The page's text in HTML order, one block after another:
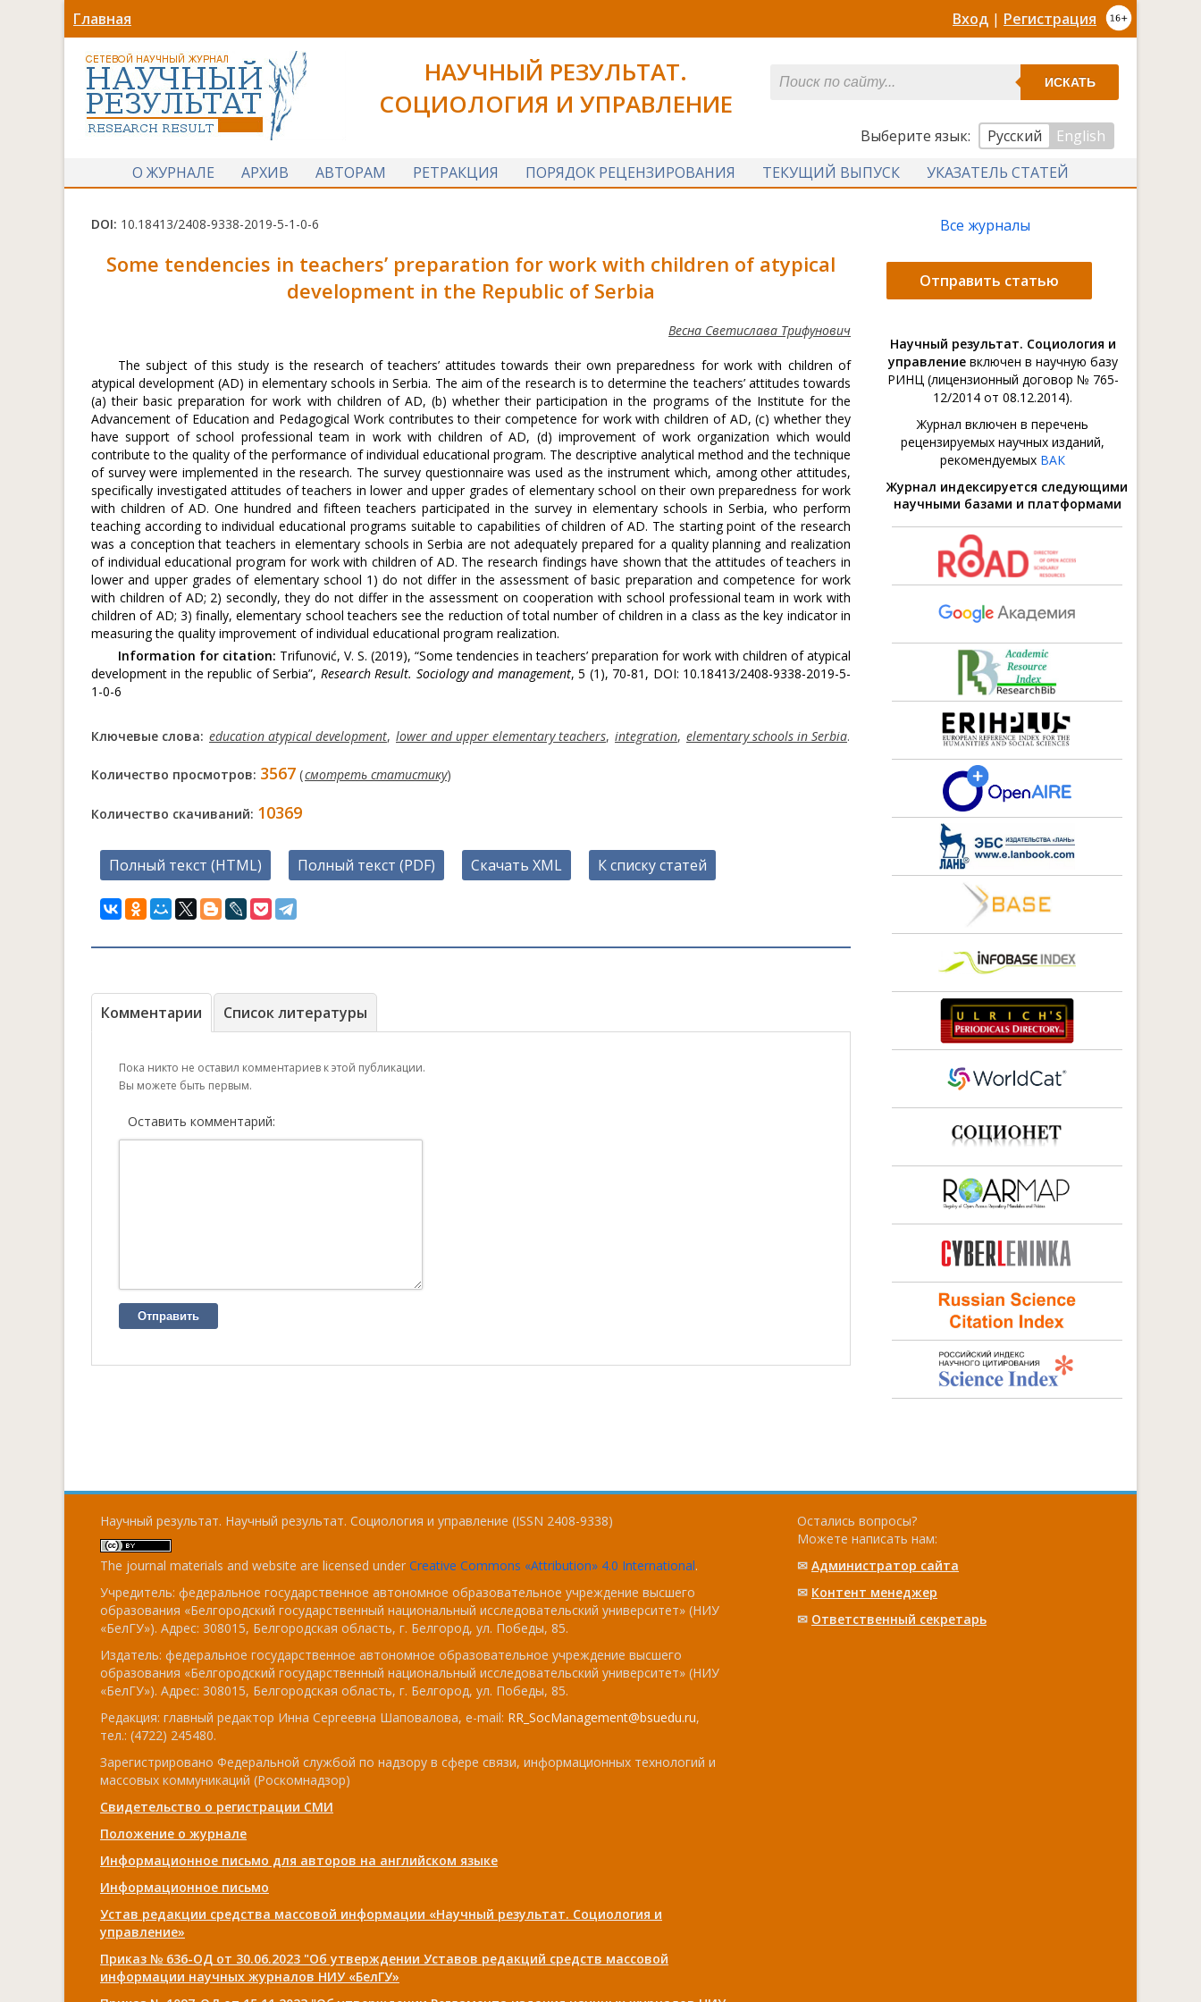
Главная Вход | Регистрация
НАУЧНЫЙ РЕЗУЛЬТАТ.
СОЦИОЛОГИЯ И УПРАВЛЕНИЕ
ИСКАТЬ
Выберите язык: Русский
English
О ЖУРНАЛЕ
АРХИВ АВТОРАМ РЕТРАКЦИЯ ПОРЯДОК РЕЦЕНЗИРОВАНИЯ ТЕКУЩИЙ ВЫПУСК УКАЗАТЕЛЬ СТАТЕЙ
DOI: 10.18413/2408-9338-2019-5-1-0-6
Some tendencies in teachers’ preparation for work with children of atypical
development in the Republic of Serbia
Весна Светислава Трифунович
The subject of this study is the research of teachers’ attitudes towards their own preparedness for work with children of
atypical development (AD) in elementary schools in Serbia. The aim of the research is to determine the teachers’ attitudes towards
(a) their basic preparation for work with children of AD, (b) whether their participation in the programs of the Institute for the
Advancement of Education and Pedagogical Work contributes to their competence for work with children of AD, (c) whether they
have support of school professional team in work with children of AD, (d) improvement of work organization which would
contribute to the quality of the performance of individual educational program. The descriptive analytical method and the technique
of survey were implemented in the research. The survey questionnaire was used as the instrument which, among other attitudes,
specifically investigated attitudes of teachers in lower and upper grades of elementary school on their own preparedness for work
with children of AD. One hundred and fifteen teachers participated in the survey in elementary schools in Serbia, who perform
teaching according to individual educational programs suitable to capabilities of children of AD. The starting point of the research
was a conception that teachers in elementary schools in Serbia are not adequately prepared for a quality planning and realization
of individual educational program for work with children of AD. The research findings have shown that the attitudes of teachers in
lower and upper grades of elementary school 1) do not differ in the assessment of basic preparation and competence for work
with children of AD; 2) secondly, they do not differ in the assessment on cooperation with school professional team in work with
children of AD; 3) finally, elementary school teachers see the reduction of total number of children in a class as the key indicator in
measuring the quality improvement of individual educational program realization.
Information for citation: Trifunović, V. S. (2019), “Some tendencies in teachers’ preparation for work with children of atypical
development in the republic of Serbia”, Research Result. Sociology and management, 5 (1), 70-81, DOI: 10.18413/2408-9338-2019-5-
1-0-6
Ключевые слова: education atypical development, lower and upper elementary teachers, integration, elementary schools in Serbia.
Количество просмотров: 3567 (смотреть статистику)
Количество скачиваний: 10369
Полный текст (HTML) Полный текст (PDF) Скачать XML К списку статей
Комментарии Список литературы
Пока никто не оставил комментариев к этой публикации.
Вы можете быть первым.
Оставить комментарий:
Отправить
Все журналы
Отправить статью
Научный результат. Социология и
управлениевключен в научную базу
РИНЦ (лицензионный договор № 765-
12/2014 от 08.12.2014).
Журнал включен в перечень
рецензируемых научных изданий,
рекомендуемых ВАК
Журнал индексируется следующими
научными базами и платформами
Научный результат. Научный результат. Социология и управление (ISSN 2408-9338)
The journal materials and website are licensed under Creative Commons «Attribution» 4.0 International.
Учредитель: федеральное государственное автономное образовательное учреждение высшего
образования «Белгородский государственный национальный исследовательский университет» (НИУ
«БелГУ»). Адрес: 308015, Белгородская область, г. Белгород, ул. Победы, 85.
Издатель: федеральное государственное автономное образовательное учреждение высшего
образования «Белгородский государственный национальный исследовательский университет» (НИУ
«БелГУ»). Адрес: 308015, Белгородская область, г. Белгород, ул. Победы, 85.
Редакция: главный редактор Инна Сергеевна Шаповалова, e-mail: RR_SocManagement@bsuedu.ru,
тел.: (4722) 245480.
Зарегистрировано Федеральной службой по надзору в сфере связи, информационных технологий и
массовых коммуникаций (Роскомнадзор)
Свидетельство о регистрации СМИ
Положение о журнале
Информационное письмо для авторов на английском языке
Информационное письмо
Устав редакции средства массовой информации «Научный результат. Социология и
управление»
Приказ № 636-ОД от 30.06.2023 "Об утверждении Уставов редакций средств массовой
информации научных журналов НИУ «БелГУ»
Остались вопросы?
Можете написать нам:
✉ Администратор сайта
✉ Контент менеджер
✉ Ответственный cекретарь